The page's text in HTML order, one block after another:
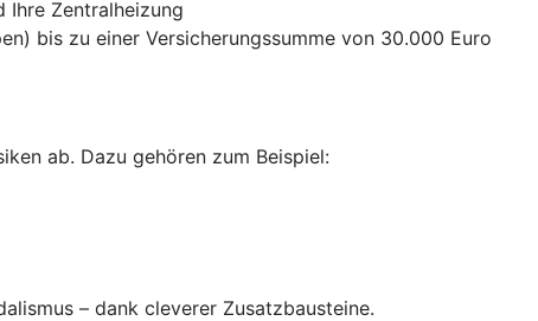
Ihre Zentralheizung
bis zu einer Versicherungssumme von 30.000 Euro
ab. Dazu gehören zum Beispiel:
– dank cleverer Zusatzbausteine.